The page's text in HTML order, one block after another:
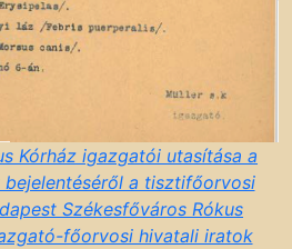
Kórház igazgatói utasítása a
a tisztifőorvosi
Székesfőváros Rókus
főorvosi hivatali iratok